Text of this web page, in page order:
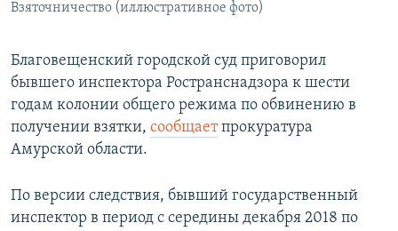
Все сайты РСЕ/РС
Взяточничество (иллюстративное фото)
Благовещенский городской суд приговорил
бывшего инспектора Ространснадзора к шести
годам колонии общего режима по обвинению в
получении взятки, сообщаетпрокуратура
Амурской области.
По версии следствия, бывший государственный
инспектор в период с середины декабря 2018 по